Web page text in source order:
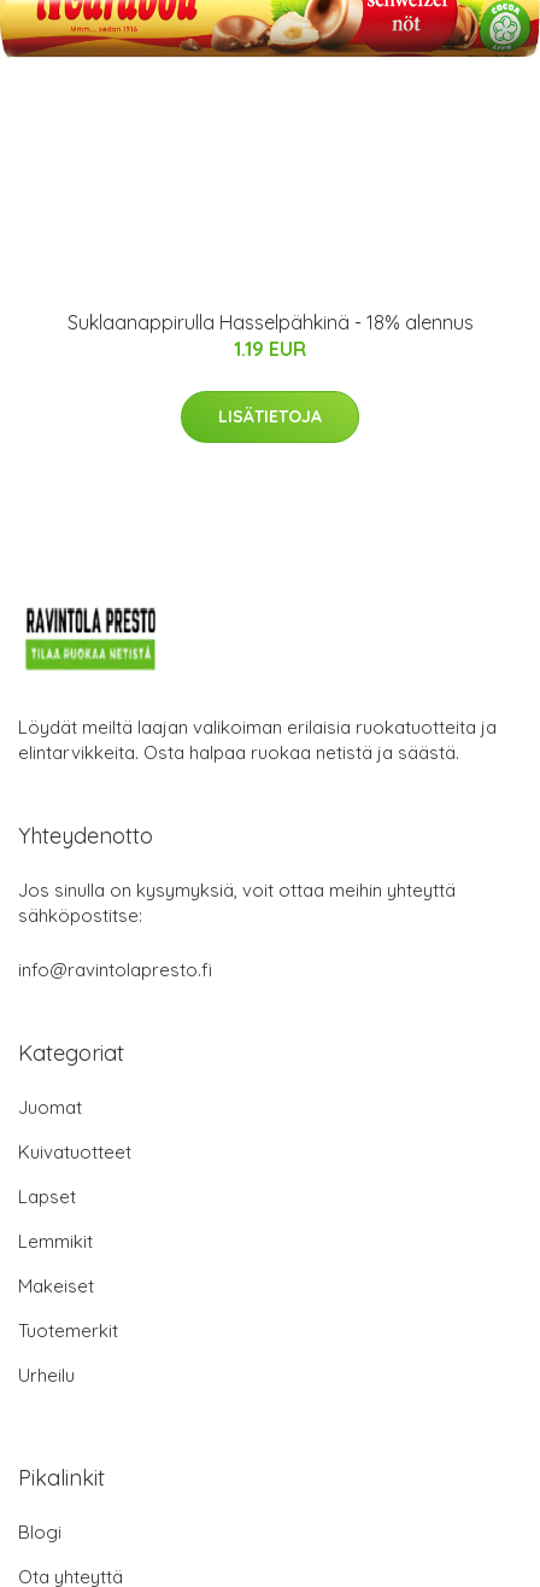
Suklaanappirulla Hasselpähkinä - 18% alennus
1.19 EUR
LISÄTIETOJA
Löydät meiltä laajan valikoiman erilaisia ruokatuotteita ja
elintarvikkeita. Osta halpaa ruokaa netistä ja säästä.
Yhteydenotto
Jos sinulla on kysymyksiä, voit ottaa meihin yhteyttä
sähköpostitse:
info@ravintolapresto.fi
Kategoriat
Juomat
Kuivatuotteet
Lapset
Lemmikit
Makeiset
Tuotemerkit
Urheilu
Pikalinkit
Blogi
Ota yhteyttä